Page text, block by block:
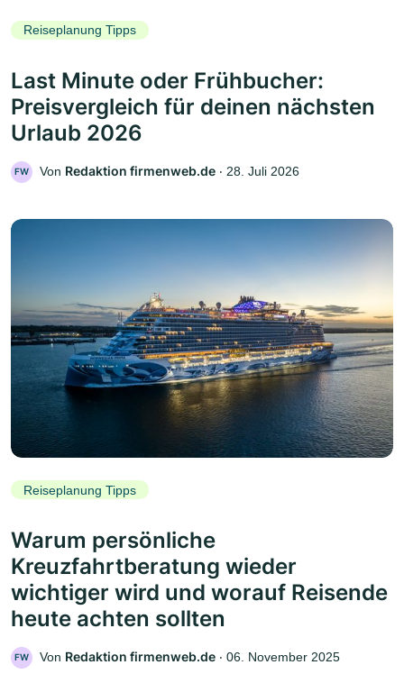
Reiseplanung Tipps
Last Minute oder Frühbucher:
Preisvergleich für deinen nächsten
Urlaub 2026
FW Von Redaktion firmenweb.de ‧ 28. Juli 2026
Reiseplanung Tipps
Warum persönliche
Kreuzfahrtberatung wieder
wichtiger wird und worauf Reisende
heute achten sollten
FW Von Redaktion firmenweb.de ‧ 06. November 2025